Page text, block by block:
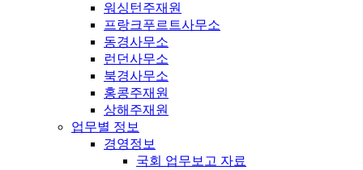
워싱턴주재원
프랑크푸르트사무소
동경사무소
런던사무소
북경사무소
홍콩주재원
상해주재원
업무별 정보
경영정보
국회 업무보고 자료